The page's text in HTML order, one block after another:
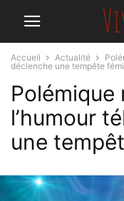
Accueil Actualité
déclenche une tempête
Polémique
l’humour
une